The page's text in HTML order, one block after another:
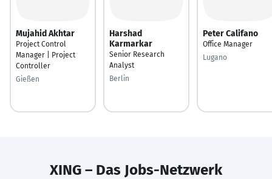
Mujahid Akhtar
Project Control
Manager | Project
Controller
Gießen
Harshad
Karmarkar
Senior Research
Analyst
Berlin
Peter Califano
Office Manager
Lugano
XING – Das Jobs-Netzwerk